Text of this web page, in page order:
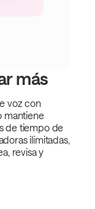
más
voz con
mantiene
de tiempo de
ilimitadas,
revisa y